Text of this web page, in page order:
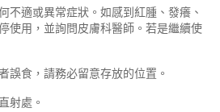
不適或異常症狀。如感到紅腫、發癢、
使用，並詢問皮膚科醫師。若是繼續使
誤食，請務必留意存放的位置。
射處。